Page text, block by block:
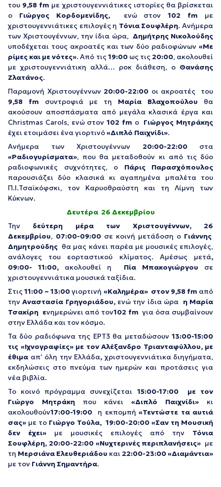
του 9,58 fm με χριστουγεννιάτικες ιστορίες θα βρίσκεται
ο Γιώργος Κορδομενίδης, ενώ στον102 fm με
χριστουγεννιάτικες επιλογές η Τόνια Σουφλέρη. Ανήμερα
των Χριστουγέννων, την ίδια ώρα, Δημήτρης Νικολούδης
υποδέχεται τους ακροατές και των δύο ραδιοφώνων «Με
ρίμες και με νότες». Από τις19:00ως τις 20:00, ακολουθεί
με χριστουγεννιάτικη αλλά… ροκ διάθεση, ο Θανάσης
Ζλατάνος.
Παραμονή Χριστουγέννων 20:00-22:00 οι ακροατές του
9,58 fm συντροφιά με τη Μαρία Βλαχοπούλου θα
ακούσουν αποσπάσματα από μεγάλα κλασικά έργα και
Christmas Carols, ενώ στον102 fm ο Γιώργος Μητράκης
έχει ετοιμάσει ένα γιορτινό«Διπλό Παιχνίδι».
Ανήμερα των Χριστουγέννων 20:00-22:00στα
«Ραδιογυρίσματα», που θα μεταδοθούν κι από τις δύο
ραδιοφωνικές συχνότητες, ο Πάρις Παρασχόπουλος
παρουσιάζει δύο κλασικά κι αγαπημένα μπαλέτα του
Π.Ι.Τσαϊκόφσκι, τον Καρυοθραύστη και τη Λίμνη των
Κύκνων.
Δευτέρα 26 Δεκεμβρίου
Την δεύτερη μέρα των Χριστουγέννων,
26
Δεκεμβρίου, 07:00-09:00 σε κοινή μετάδοση ο Γιάννης
Δημητρούδης θα μας κάνει παρέα με μουσικές επιλογές,
ανάλογες του εορταστικού κλίματος. Αμέσως μετά,
09:00- 11:00, ακολουθεί η Πία Μπακογιώργου σε
χριστουγεννιάτικα μουσικά ταξίδια.
Στις11:00 – 13:00γιορτινή «Καλημέρα» στον 9,58 fm από
την Αναστασία Γρηγοριάδου, ενώ την ίδια ώρα η Μαρία
Τσακίρη ενημερώνει από τον102 fm για όσα συμβαίνουν
στην Ελλάδα και τον κόσμο.
Τα δύο ραδιόφωνα της ΕΡΤ3 θα μεταδώσουν 13:00-15:00
τις «Ιχνογραφίες»με τον Αλέξανδρο Τριανταφύλλου, με
έθιμα απ’ όλη την Ελλάδα,χριστουγεννιάτικα διηγήματα,
εκδηλώσεις στο πνεύμα των ημερών και προτάσεις για
νέα βιβλία.
Το κοινό πρόγραμμα συνεχίζεται 15:00-17:00
με τον
Γιώργο Μητράκη που κάνει «Διπλό Παιχνίδι» κι
ακολουθούν17:00-19:00 η εκπομπή «Τεντώστε τα αυτιά
σας» με το Γιώργο Τούλα, 19:00-20:00 «Σαν τη Μουσική
δεν έχει» με μουσικές επιλογές από την Τόνια
Σουφλέρη, 20:00-22:00«Νυχτερινές περιπλανήσεις» με
τη Μερσιάνα Ελευθεριάδου και 22:00-23:00 «Διαμάντια»
με τον Γιάννη Σημαντήρα.